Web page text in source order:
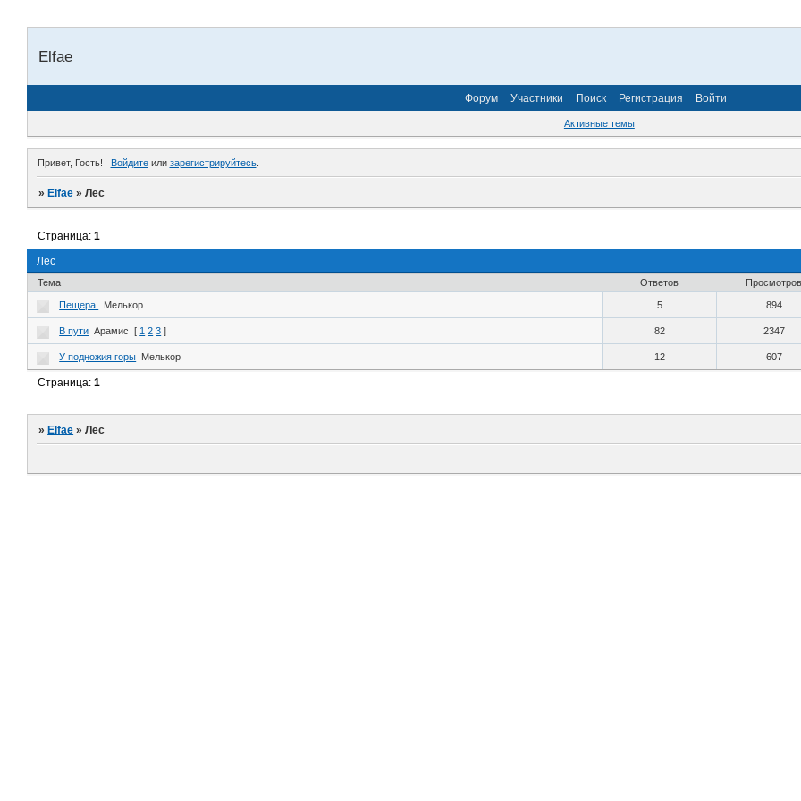
Elfae
Форум Участники Поиск Регистрация Войти
Активные темы
Привет, Гость! Войдитеили зарегистрируйтесь.
»Elfae »Лес
Лес
Страница:1
Тема Ответов Просмотров
Пещера. Мелькор 5 894
В пути Арамис [ 1 2 3 ] 82 2347
У подножия горы Мелькор 12 607
Страница:1
»Elfae »Лес